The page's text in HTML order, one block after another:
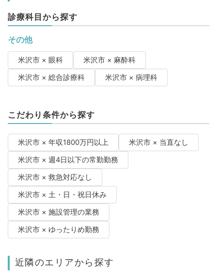
診療科目から探す
その他
米沢市 × 眼科
米沢市 × 麻酔科
米沢市 × 総合診療科
米沢市 × 病理科
こだわり条件から探す
米沢市 × 年収1800万円以上
米沢市 × 当直なし
米沢市 × 週4日以下の常勤勤務
米沢市 × 救急対応なし
米沢市 × 土・日・祝日休み
米沢市 × 施設管理の業務
米沢市 × ゆったりめ勤務
近隣のエリアから探す